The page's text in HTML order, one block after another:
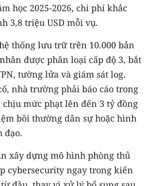
học 2025-2026, chi phí khắc
3,8 triệu USD mỗi vụ.
thống lưu trữ trên 10.000 bản
được phân loại cấp độ 3, bắt
tường lửa và giám sát log.
nhà trường phải báo cáo trong
chịu mức phạt lên đến 3 tỷ đồng
bồi thường dân sự hoặc hình
đạo.
xây dựng mô hình phòng thủ
cybersecurity ngay trong kiến